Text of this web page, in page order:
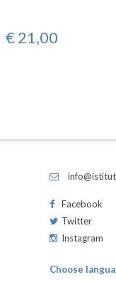
€21,00
Facebook
Twitter
Instagram
Choose